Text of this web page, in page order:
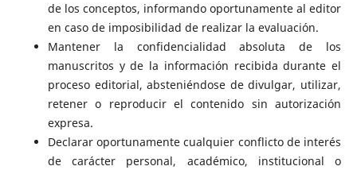
de los conceptos, informando oportunamente al editor
en caso de imposibilidad de realizar la evaluación.
Mantener la confidencialidad absoluta de los
manuscritos y de la información recibida durante el
proceso editorial, absteniéndose de divulgar, utilizar,
retener o reproducir el contenido sin autorización
expresa.
Declarar oportunamente cualquier conflicto de interés
de carácter personal, académico, institucional o